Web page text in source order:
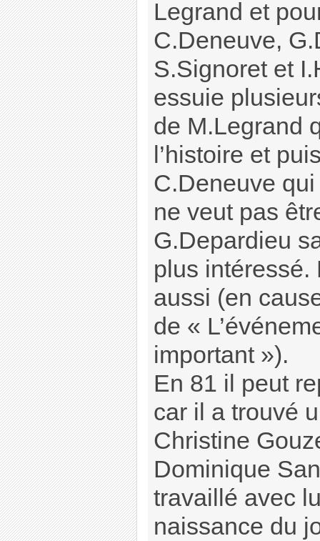
Legrand et
C.Deneuve,
S.Signoret et
essuie
de M.Legrand
l’histoire et
C.Deneuve
ne veut pas
G.Depardieu
plus intéressé.
aussi (en
de «
important »).
En 81 il peut
car il a trouvé
Christine
Dominique
travaillé avec
naissance du